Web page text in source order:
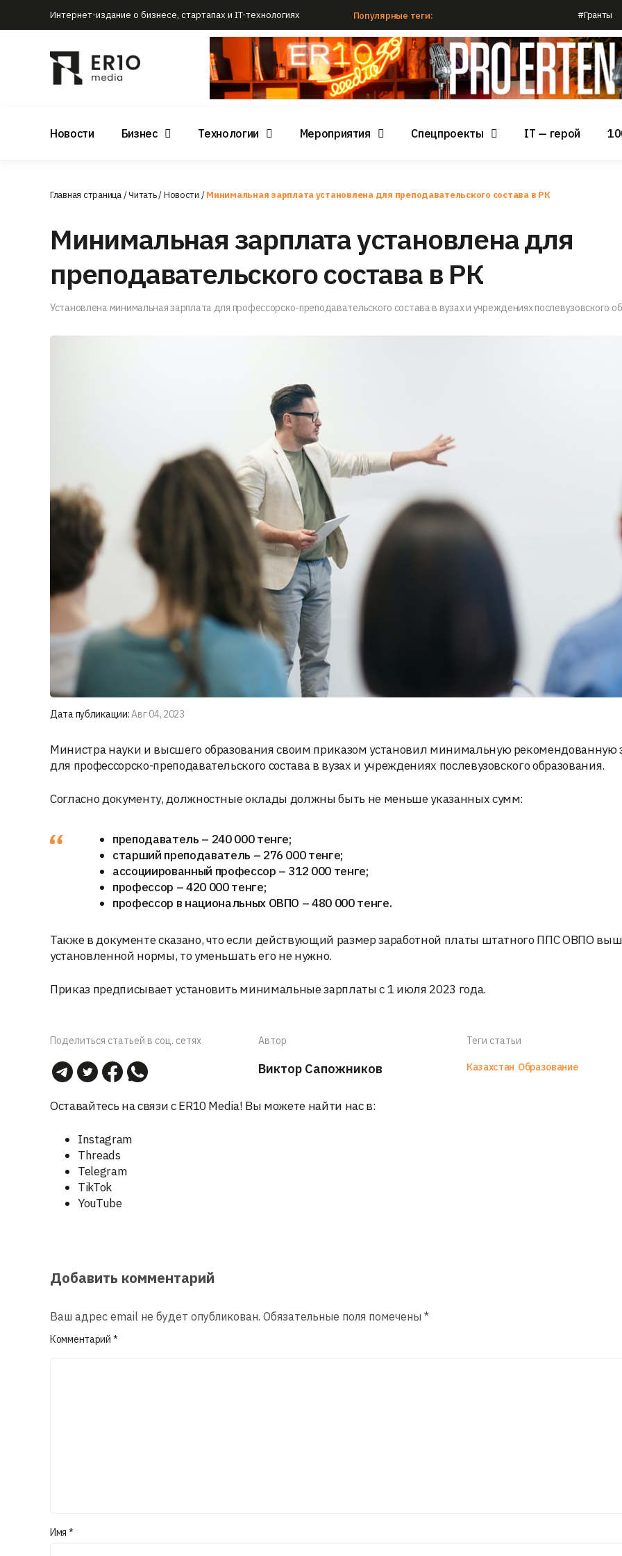
Интернет-издание о бизнесе, стартапах и IT-технологиях Популярные теги: #Гранты
Новости Бизнес Технологии Мероприятия Спецпроекты IT — герой
Главная страница/Читать/Новости /Минимальная зарплата установлена для преподавательского состава в РК
Минимальная зарплата установлена для
преподавательского состава в РК
Установлена минимальная зарплата для профессорско-преподавательского состава в вузах и учреждениях послевузовского
Дата публикации:Авг 04, 2023
Министра науки и высшего образования своим приказом установил минимальную рекомендованную
для профессорско-преподавательского состава в вузах и учреждениях послевузовского образования.
Согласно документу, должностные оклады должны быть не меньше указанных сумм:
преподаватель – 240 000 тенге;
старший преподаватель – 276 000 тенге;
ассоциированный профессор – 312 000 тенге;
профессор – 420 000 тенге;
профессор в национальных ОВПО – 480 000 тенге.
Также в документе сказано, что если действующий размер заработной платы штатного ППC ОВПО
установленной нормы, то уменьшать его не нужно.
Приказ предписывает установить минимальные зарплаты с 1 июля 2023 года.
Поделиться статьей в соц. сетях Автор
Виктор Сапожников
Теги статьи
Казахстан Образование
Оставайтесь на связи с ER10 Media! Вы можете найти нас в:
Instagram
Threads
Telegram
TikTok
YouTube
Добавить комментарий
Ваш адрес email не будет опубликован. Обязательные поля помечены *
Комментарий *
Имя *